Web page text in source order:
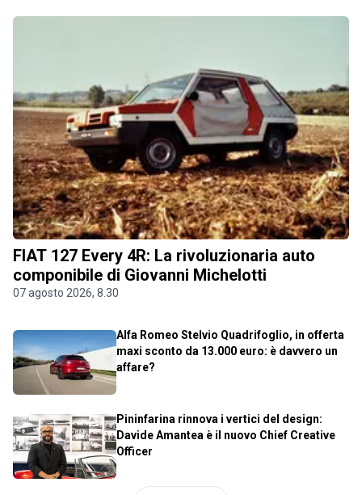
FIAT 127 Every 4R: La rivoluzionaria auto
componibile di Giovanni Michelotti
07 agosto 2026, 8.30
Alfa Romeo Stelvio Quadrifoglio, in offerta
maxi sconto da 13.000 euro: è davvero un
affare?
Pininfarina rinnova i vertici del design:
Davide Amantea è il nuovo Chief Creative
Officer